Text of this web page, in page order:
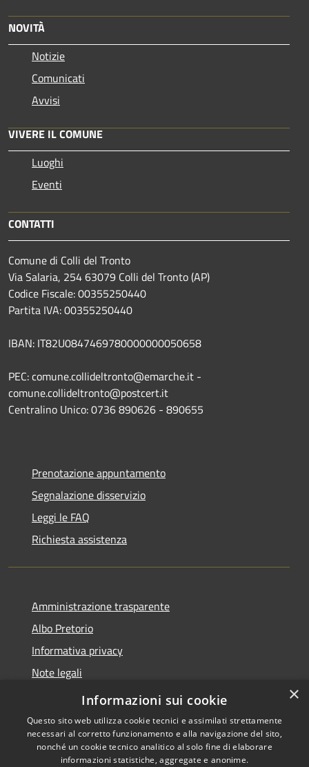
NOVITÀ
Notizie
Comunicati
Avvisi
VIVERE IL COMUNE
Luoghi
Eventi
CONTATTI
Comune di Colli del Tronto
Via Salaria, 254 63079 Colli del Tronto (AP)
Codice Fiscale: 00355250440
Partita IVA: 00355250440
IBAN: IT82U0847469780000000050658
PEC: comune.collideltronto@emarche.it -
comune.collideltronto@postcert.it
Centralino Unico: 0736 890626 - 890655
Prenotazione appuntamento
Segnalazione disservizio
Leggi le FAQ
Richiesta assistenza
Amministrazione trasparente
Albo Pretorio
Informativa privacy
Note legali
Dichiarazione di accessibilità
Copyright © 2026 • Comune di
×
Informazioni sui cookie
Questo sito web utilizza cookie tecnici e assimilati strettamente
necessari al corretto funzionamento e alla navigazione del sito,
nonché un cookie tecnico analitico al solo fine di elaborare
informazioni statistiche, aggregate e anonime.